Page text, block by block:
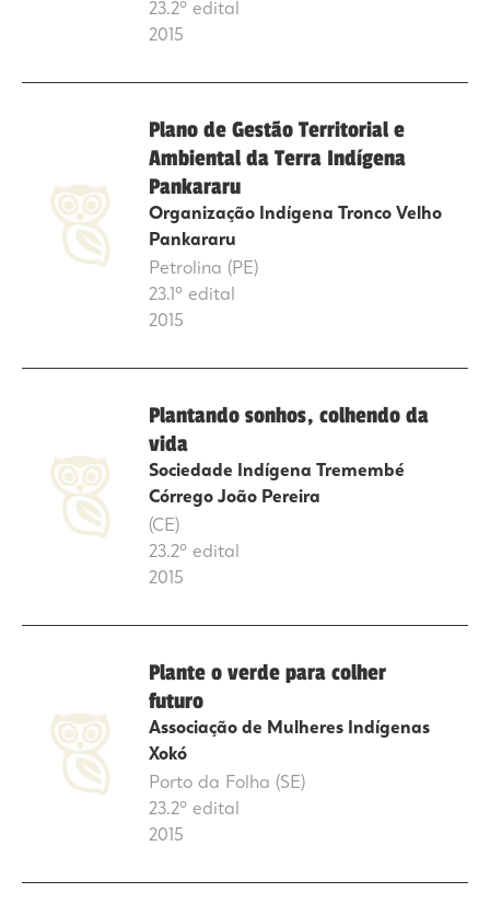
23.2º edital
2015
Plano de Gestão Territorial e
Ambiental da Terra Indígena
Pankararu
Organização Indígena Tronco Velho
Pankararu
Petrolina (PE)
23.1º edital
2015
Plantando sonhos, colhendo da
vida
Sociedade Indígena Tremembé
Córrego João Pereira
(CE)
23.2º edital
2015
Plante o verde para colher
futuro
Associação de Mulheres Indígenas
Xokó
Porto da Folha (SE)
23.2º edital
2015